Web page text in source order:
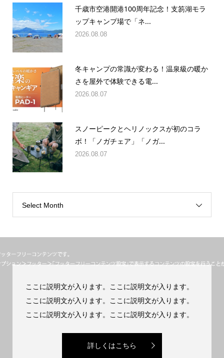
千歳市空港開港100周年記念！支笏湖モラ
ップキャンプ場で「ネ...
2026.08.08
冬キャンプの常識が変わる！温泉級の暖か
さを屋外で体験できる電...
2026.08.07
スノーピークとヘリノックスが初のコラ
ボ！「ノガチェア」「ノガ...
2026.08.07
Select Month
ここに説明文が入ります。ここに説明文が入ります。
ここに説明文が入ります。ここに説明文が入ります。
ここに説明文が入ります。ここに説明文が入ります。
詳しくはこちら